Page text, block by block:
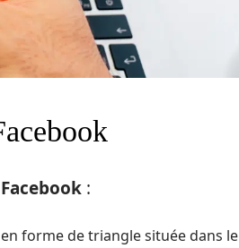
:
forme de triangle située dans le